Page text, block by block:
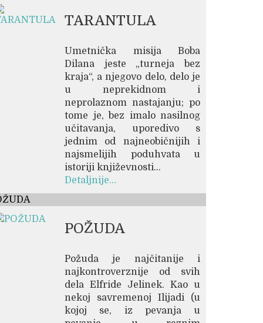
TARANTULA
Umetnička misija Boba
Dilana jeste „turneja bez
kraja“, a njegovo delo, delo je
u neprekidnom i
neprolaznom nastajanju; po
tome je, bez imalo nasilnog
učitavanja, uporedivo s
jednim od najneobičnijih i
najsmelijih poduhvata u
istoriji književnosti...
Detaljnije...
POŽUDA
Požuda je najčitanije i
najkontroverznije od svih
dela Elfride Jelinek. Kao u
nekoj savremenoj Ilijadi (u
kojoj se, iz pevanja u